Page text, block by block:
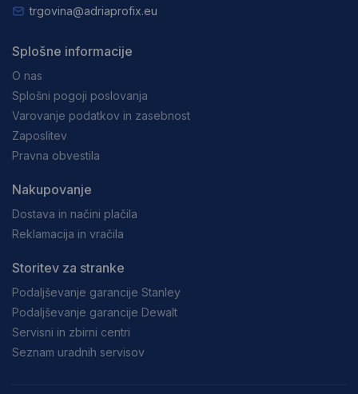
trgovina@adriaprofix.eu
Splošne informacije
O nas
Splošni pogoji poslovanja
Varovanje podatkov in zasebnost
Zaposlitev
Pravna obvestila
Nakupovanje
Dostava in načini plačila
Reklamacija in vračila
Storitev za stranke
Podaljševanje garancije Stanley
Podaljševanje garancije Dewalt
Servisni in zbirni centri
Seznam uradnih servisov